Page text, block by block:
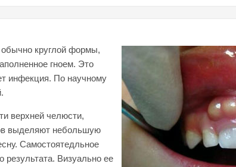
обычно круглой формы,
гноем. Это
инфекция. По научному
верхней челюсти,
выделяют небольшую
Самостоятедльное
результата. Визуально ее